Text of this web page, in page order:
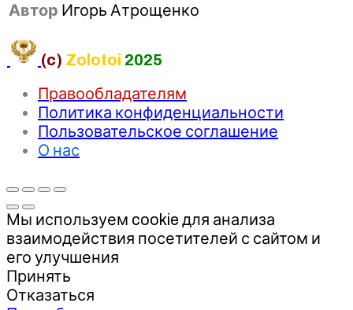
Автор Игорь Атрощенко
(c) Zolotoi 2025
Правообладателям
Политика конфиденциальности
Пользовательское соглашение
О нас
Мы используем cookie для анализа
взаимодействия посетителей с сайтом и
его улучшения
Принять
Отказаться